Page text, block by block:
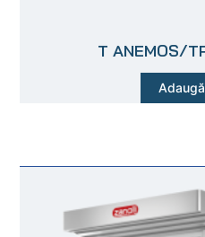
T ANEMOS/